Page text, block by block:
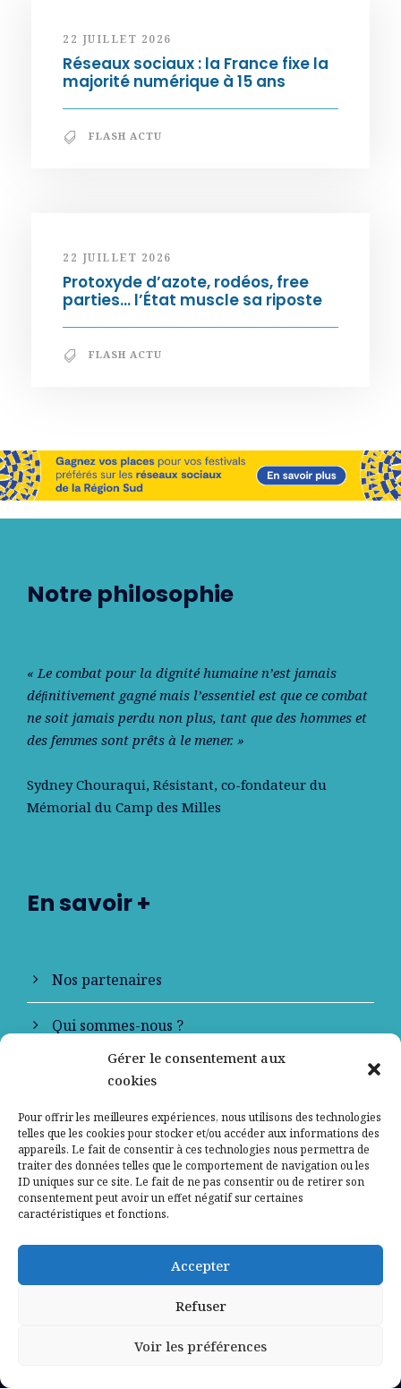
Gérer le consentement aux
cookies
Pour offrir les meilleures expériences, nous utilisons des technologies
telles que les cookies pour stocker et/ou accéder aux informations des
appareils. Le fait de consentir à ces technologies nous permettra de
traiter des données telles que le comportement de navigation ou les
ID uniques sur ce site. Le fait de ne pas consentir ou de retirer son
consentement peut avoir un effet négatif sur certaines
caractéristiques et fonctions.
Accepter
Refuser
Voir les préférences
22 JUILLET 2026
Réseaux sociaux : la France fixe la
majorité numérique à 15 ans
FLASH ACTU
22 JUILLET 2026
Protoxyde d’azote, rodéos, free
parties… l’État muscle sa riposte
FLASH ACTU
Notre philosophie
« Le combat pour la dignité humaine n’est jamais
déﬁnitivement gagné mais l’essentiel est que ce combat
ne soit jamais perdu non plus, tant que des hommes et
des femmes sont prêts à le mener. »
Sydney Chouraqui, Résistant, co-fondateur du
Mémorial du Camp des Milles
En savoir +
Nos partenaires
Qui sommes-nous ?
Contactez-nous
Mentions légales
Politique de confidentialité